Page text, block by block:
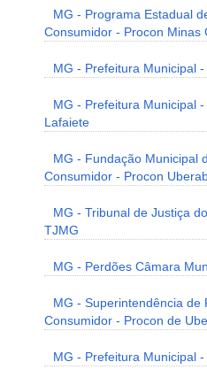
MG - Programa Estadual
Consumidor - Procon Minas
MG - Prefeitura Municipal
MG - Prefeitura Municipal
Lafaiete
MG - Fundação Municipal
Consumidor - Procon
MG - Tribunal de Justiça
TJMG
MG - Perdões Câmara
MG - Superintendência de
Consumidor - Procon de
MG - Prefeitura Municipal